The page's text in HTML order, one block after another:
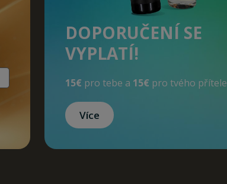
DOPORUČENÍ SE
VYPLATÍ!
15€ pro tebe a 15€ pro tvého přítele
Více